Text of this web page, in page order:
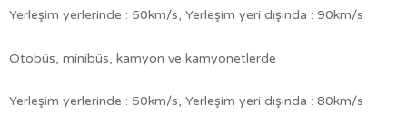
Yerleşim yerlerinde : 50km/s, Yerleşim yeri dışında : 90km/s
Otobüs, minibüs, kamyon ve kamyonetlerde
Yerleşim yerlerinde : 50km/s, Yerleşim yeri dışında : 80km/s